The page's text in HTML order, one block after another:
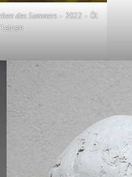
des Sommers– 2022 – Öl